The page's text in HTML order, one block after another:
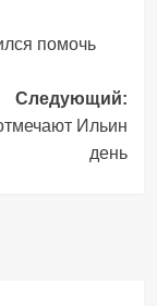
помочь
Следующий:
Ильин
день